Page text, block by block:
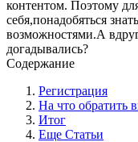
контентом. Поэтому
себя,понадобяться
возможностями.А
догадывались?
Содержание
Регистрация
На что обратить
Итог
Еще Статьи